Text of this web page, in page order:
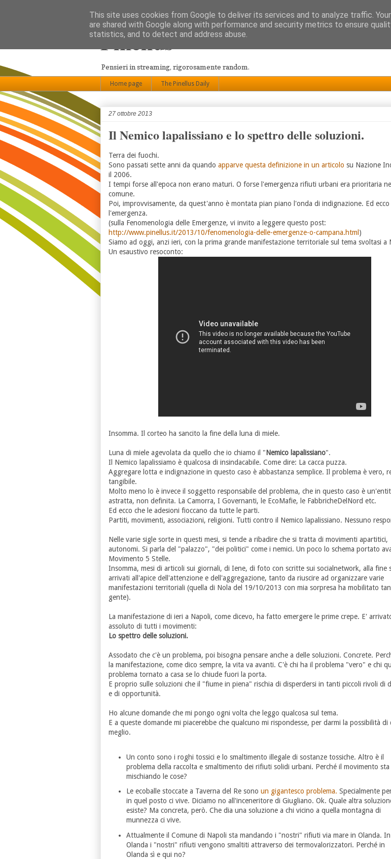
Pinellus
Pensieri in streaming, rigorosamente random.
Home page The Pinellus Daily
27 ottobre 2013
Il Nemico lapalissiano e lo spettro delle soluzioni.
Terra dei fuochi.
Sono passati sette anni da quando apparve questa definizione in un articolo su Nazione
il 2006.
I tempi forse all'epoca non erano maturi. O forse l'emergenza rifiuti urbani era prioritaria
comune.
Poi, improvvisamente, da quest'anno è montata pian piano l'onda di indignazione. Ed ecco
l'emergenza.
(sulla Fenomenologia delle Emergenze, vi invito a leggere questo post:
http://www.pinellus.it/2013/10/fenomenologia-delle-emergenze-o-campana.html )
Siamo ad oggi, anzi ieri, con la prima grande manifestazione territoriale sul tema svoltasi a
Un esaustivo resoconto:
Insomma. Il corteo ha sancito la fine della luna di miele.
Luna di miele agevolata da quello che io chiamo il "Nemico lapalissiano".
Il Nemico lapalissiamo è qualcosa di insindacabile. Come dire: La cacca puzza.
Aggregare lotta e indignazione in questo caso è abbastanza semplice. Il problema è vero,
tangibile.
Molto meno lo è invece il soggetto responsabile del problema, che in questo caso è
astratta, non definita. La Camorra, I Governanti, le EcoMafie, le FabbricheDelNord etc.
Ed ecco che le adesioni fioccano da tutte le parti.
Partiti, movimenti, associazioni, religioni. Tutti contro il Nemico lapalissiano. Nessuno
Nelle varie sigle sorte in questi mesi, si tende a ribadire che si tratta di movimenti apartitici,
autonomi. Si parla del "palazzo", "dei politici" come i nemici. Un poco lo schema portato
Movimento 5 Stelle.
Insomma, mesi di articoli sui giornali, di Iene, di foto con scritte sui socialnetwork, alla fine
arrivati all'apice dell'attenzione e dell'aggregazione, tanto da riuscire ad organizzare varie
manifestazioni territoriali (quella di Nola del 19/10/2013 con mia sorpresa ha mobilitato
gente).
La manifestazione di ieri a Napoli, come dicevo, ha fatto emergere le prime crepe. E'
assoluto di tutti i movimenti:
Lo spettro delle soluzioni.
Assodato che c'è un problema, poi bisogna pensare anche a delle soluzioni. Concrete.
la manifestazione, come dico sempre, la vita va avanti. C'è chi ha il problema "vero" e chi
problema tornato a casa se lo chiude fuori la porta.
E proprio sulle soluzioni che il "fiume in piena" rischia di disperdersi in tanti piccoli rivoli di
e di opportunità.
Ho alcune domande che mi pongo ogni volta che leggo qualcosa sul tema.
E a queste domande mi piacerebbe che qualcuno mi rispondesse, per darmi la possibilità di
meglio.
Un conto sono i roghi tossici e lo smaltimento illegale di sostanze tossiche. Altro è il
problema della raccolta e smaltimento dei rifiuti solidi urbani. Perché il movimento sta
mischiando le cose?
Le ecoballe stoccate a Taverna del Re sono un gigantesco problema. Specialmente
in quel posto ci vive. Diciamo no all'inceneritore di Giugliano. Ok. Quale altra
esiste? Ma concreta, però. Che dia una soluzione a chi vicino a quella montagna di
munnezza ci vive.
Attualmente il Comune di Napoli sta mandando i "nostri" rifiuti via mare in Olanda. In
Olanda i "nostri" rifiuti vengono smaltiti attraverso dei termovalorizzatori. Perché in
Olanda sì e qui no?
This site uses cookies from Google to deliver its services and to analyze traffic.
are shared with Google along with performance and security metrics to ensure
statistics, and to detect and address abuse.